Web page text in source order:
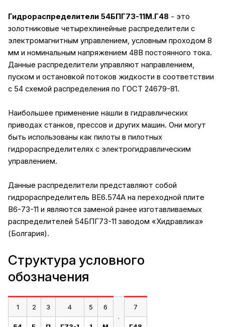
Гидрораспределители 54БПГ73-11М.Г48 - это
золотниковые четырехлинейные распределители с
электромагнитным управлением, условным проходом 8
мм и номинальным напряжением 48В постоянного тока.
Данные распределители управляют направлением,
пуском и остановкой потоков жидкости в соответствии
с 54 схемой распределения по ГОСТ 24679-81.
Наибольшее применение нашли в гидравлических
приводах станков, прессов и других машин. Они могут
быть использованы как пилоты в пилотных
гидрораспределителях с электрогидравлическим
управлением.
Данные распределители представляют собой
гидрораспределитель ВЕ6.574А на переходной плите
В6-73-11 и являются заменой ранее изготавливаемых
распределителей 54БПГ73-11 заводом «Хидравлика»
(Болгария).
Структура условного
обозначения
1 2 3 4 5
6
.
7